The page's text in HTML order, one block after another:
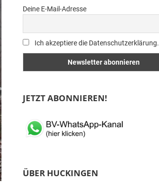
Deine E-Mail-Adresse
Ich akzeptiere die Datenschutzerklärung.
JETZT ABONNIEREN!
ÜBER HUCKINGEN